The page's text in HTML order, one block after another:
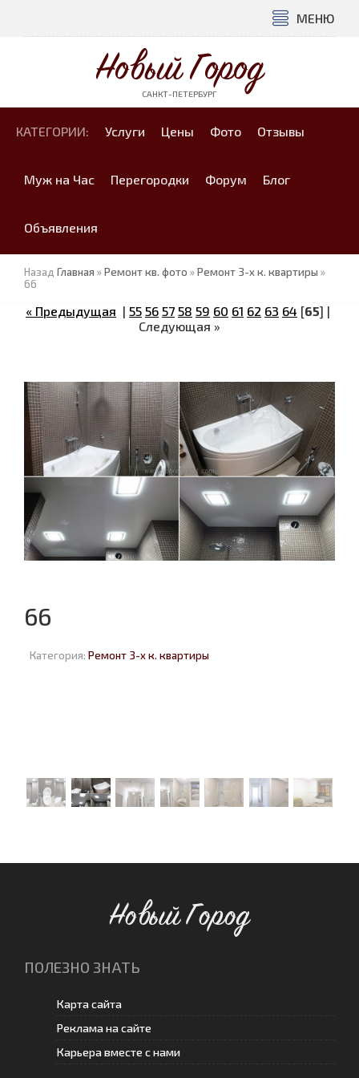
МЕНЮ
Новый Город
САНКТ-ПЕТЕРБУРГ
КАТЕГОРИИ: Услуги Цены Фото Отзывы
Муж на Час Перегородки Форум Блог
Объявления
Назад Главная »Ремонт кв. фото »Ремонт 3-х к. квартиры »
66
« Предыдущая | 55 56 57 58 59 60 61 62 63 64 [65] |
Следующая »
66
Категория: Ремонт 3-х к. квартиры
Новый Город
ПОЛЕЗНО ЗНАТЬ
Карта сайта
Реклама на сайте
Карьера вместе с нами